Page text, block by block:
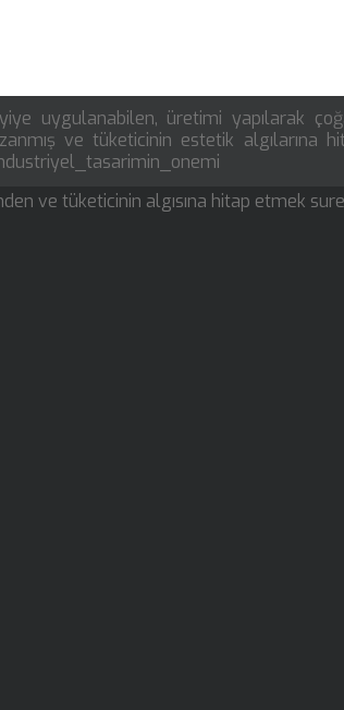
uygulanabilen, üretimi yapılarak
ve tüketicinin estetik algılarına
ve tüketicinin algısına hitap etmek